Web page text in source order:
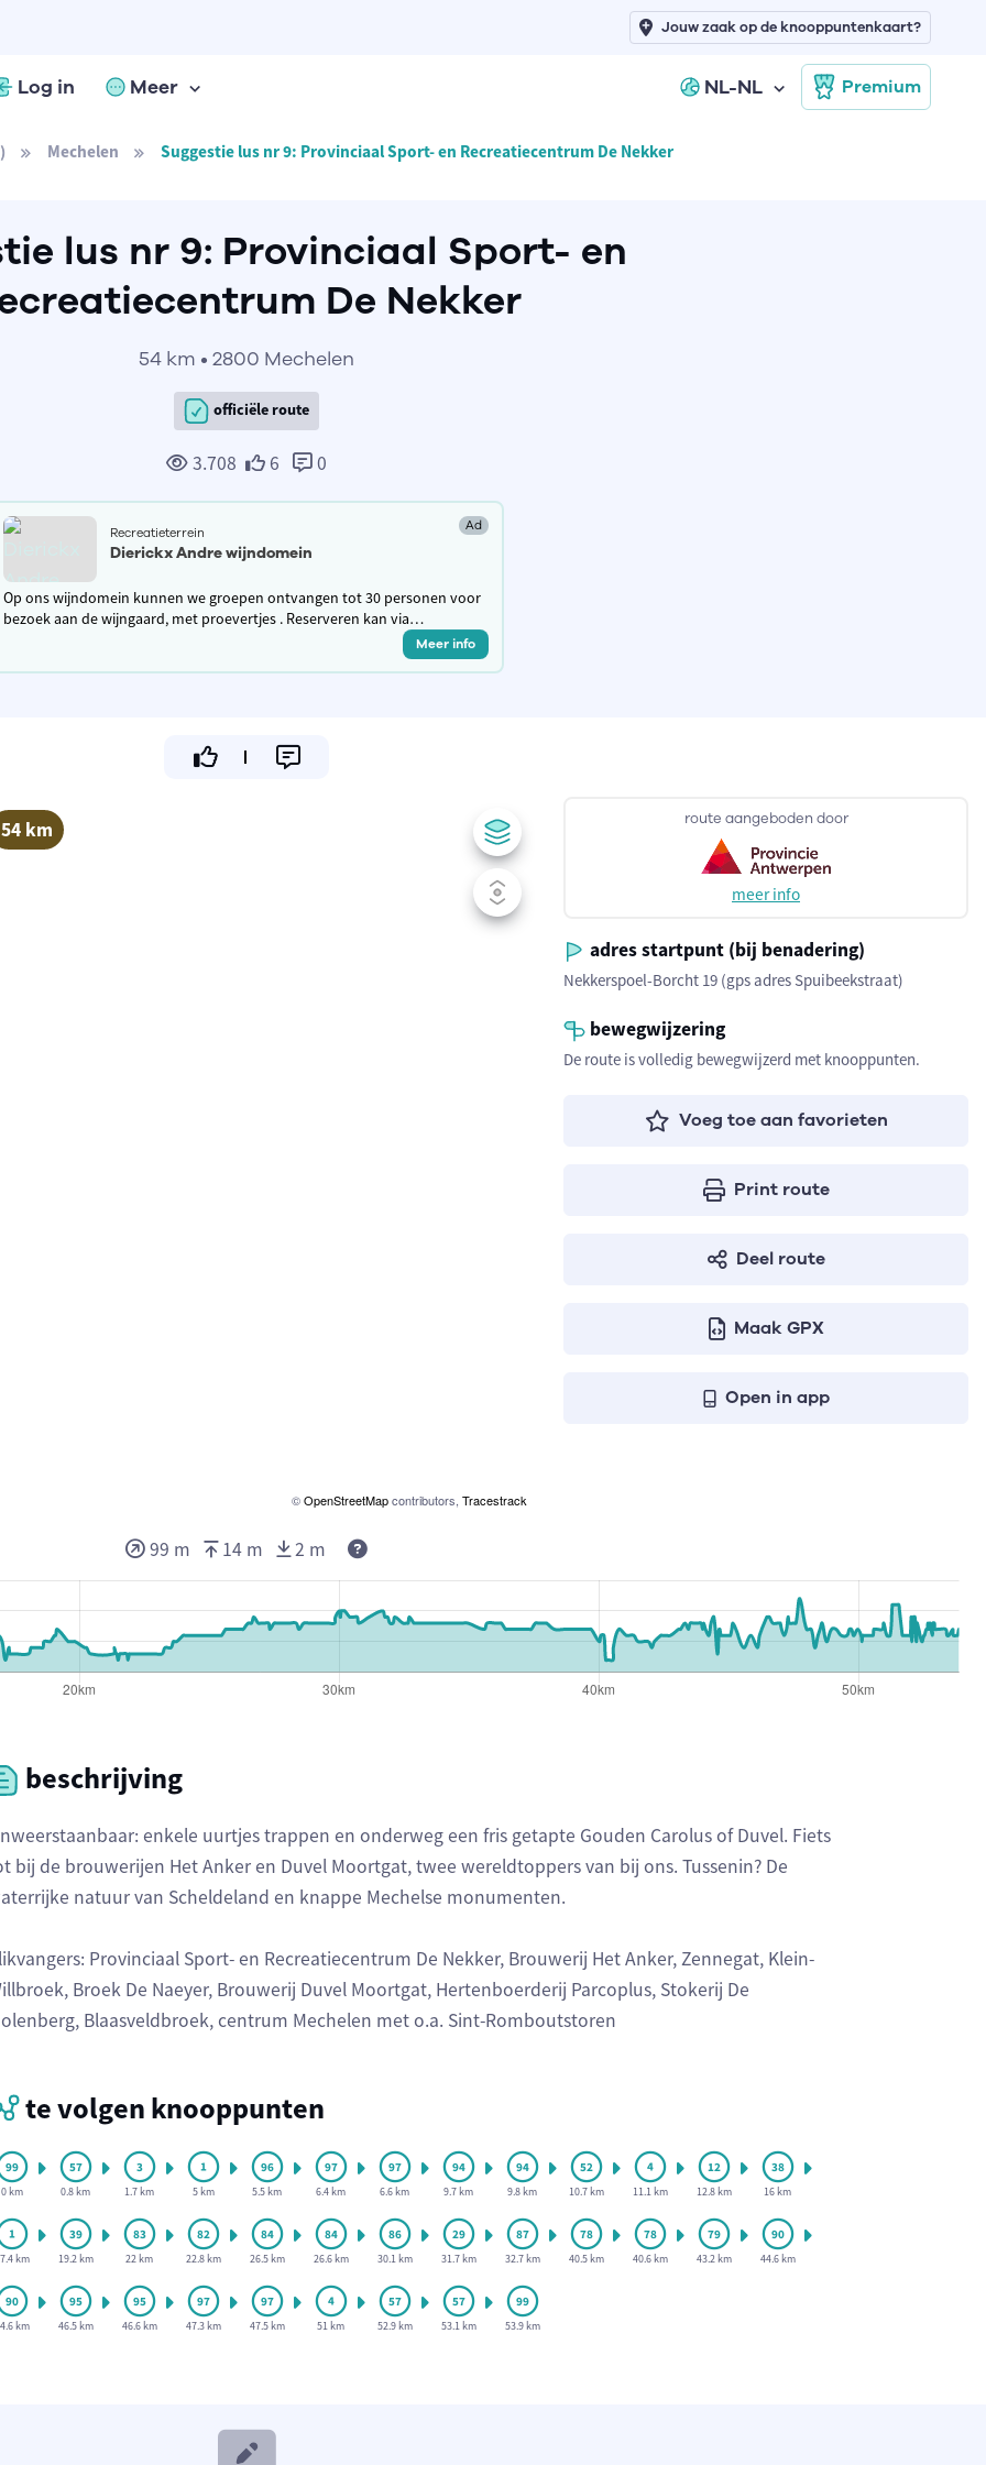
Log in Meer NL-NL Premium
Jouw zaak op de knooppuntenkaart?
Mechelen Suggestie lus nr 9: Provinciaal Sport- en Recreatiecentrum De Nekker
lus nr 9: Provinciaal Sport- en
De Nekker
54 km • 2800 Mechelen
officiële route
3.708 6 0
Recreatieterrein Ad
Dierickx Andre wijndomein
Op ons wijndomein kunnen we groepen ontvangen tot 30 personen voor
bezoek aan de wijngaard, met proevertjes . Reserveren kan via
Meer info
54 km
©OpenStreetMapcontributors, Tracestrack
route aangeboden door
meer info
adres startpunt (bij benadering)
Nekkerspoel-Borcht 19 (gps adres Spuibeekstraat)
bewegwijzering
De route is volledig bewegwijzerd met knooppunten.
Voeg toe aan favorieten
Print route
Deel route
Maak GPX
Open in app
99 m 14 m 2 m
beschrijving
enkele uurtjes trappen en onderweg een fris getapte Gouden Carolus of Duvel. Fiets
bij de brouwerijen Het Anker en Duvel Moortgat, twee wereldtoppers van bij ons. Tussenin? De
natuur van Scheldeland en knappe Mechelse monumenten.
Provinciaal Sport- en Recreatiecentrum De Nekker, Brouwerij Het Anker, Zennegat, Klein-
Broek De Naeyer, Brouwerij Duvel Moortgat, Hertenboerderij Parcoplus, Stokerij De
Blaasveldbroek, centrum Mechelen met o.a. Sint-Romboutstoren
te volgen knooppunten
0 km 0.8 km 1.7 km 5 km 5.5 km 6.4 km 6.6 km 9.7 km 9.8 km 10.7 km 11.1 km 12.8 km 16 km
km 19.2 km 22 km 22.8 km 26.5 km 26.6 km 30.1 km 31.7 km 32.7 km 40.5 km 40.6 km 43.2 km 44.6 km
km 46.5 km 46.6 km 47.3 km 47.5 km 51 km 52.9 km 53.1 km 53.9 km